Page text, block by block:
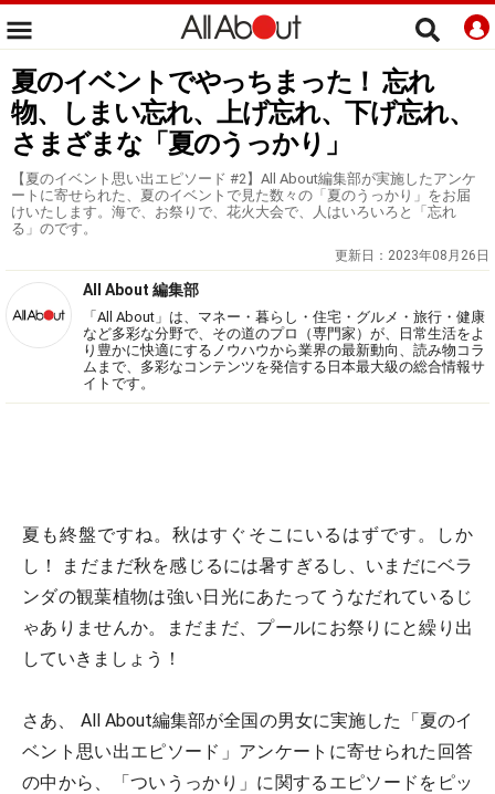
夏のイベントでやっちまった！ 忘れ
物、しまい忘れ、上げ忘れ、下げ忘れ、
さまざまな「夏のうっかり」
【夏のイベント思い出エピソード #2】All About編集部が実施したアンケ
ートに寄せられた、夏のイベントで見た数々の「夏のうっかり」をお届
けいたします。海で、お祭りで、花火大会で、人はいろいろと「忘れ
る」のです。
更新日： 2023年08月26日
All About 編集部
「All About」は、マネー・暮らし・住宅・グルメ・旅行・健康
など多彩な分野で、その道のプロ（専門家）が、日常生活をよ
り豊かに快適にするノウハウから業界の最新動向、読み物コラ
ムまで、多彩なコンテンツを発信する日本最大級の総合情報サ
イトです。
夏も終盤ですね。秋はすぐそこにいるはずです。しか
し！ まだまだ秋を感じるには暑すぎるし、いまだにベラ
ンダの観葉植物は強い日光にあたってうなだれているじ
ゃありませんか。まだまだ、プールにお祭りにと繰り出
していきましょう！
さあ、 All About編集部が全国の男女に実施した「夏のイ
ベント思い出エピソード」アンケートに寄せられた回答
の中から、「ついうっかり」に関するエピソードをピッ